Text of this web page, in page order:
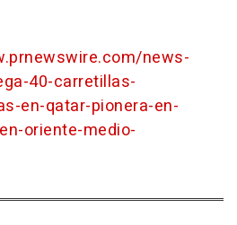
news-
40-carretillas-
en-qatar-pionera-en-
oriente-medio-